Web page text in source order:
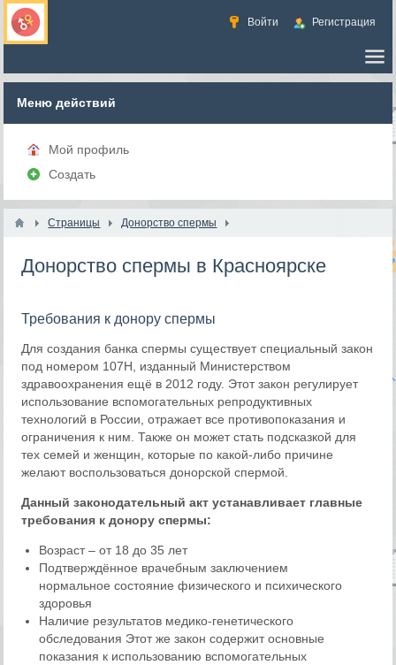
Войти Регистрация
Меню действий
Мой профиль
Создать
Страницы Донорство спермы
Донорство спермы в Красноярске
Требования к донору спермы
Для создания банка спермы существует специальный закон
под номером 107Н, изданный Министерством
здравоохранения ещё в 2012 году. Этот закон регулирует
использование вспомогательных репродуктивных
технологий в России, отражает все противопоказания и
ограничения к ним. Также он может стать подсказкой для
тех семей и женщин, которые по какой-либо причине
желают воспользоваться донорской спермой.
Данный законодательный акт устанавливает главные
требования к донору спермы:
Возраст – от 18 до 35 лет
Подтверждённое врачебным заключением
нормальное состояние физического и психического
здоровья
Наличие результатов медико-генетического
обследования Этот же закон содержит основные
показания к использованию вспомогательных